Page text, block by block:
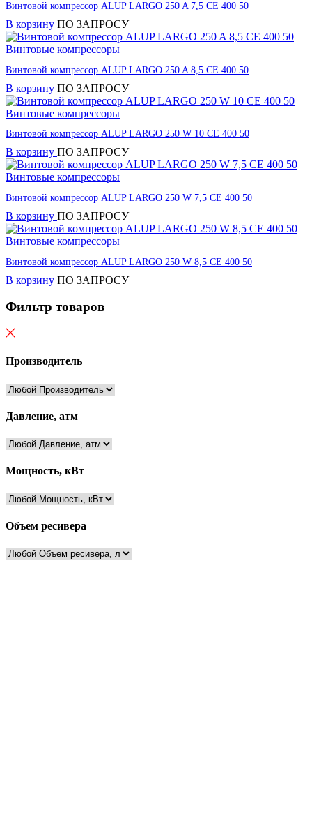
Винтовой компрессор ALUP LARGO 250 A 7,5 CE 400 50
В корзину ПО ЗАПРОСУ
Винтовые компрессоры
Винтовой компрессор ALUP LARGO 250 A 8,5 CE 400 50
В корзину ПО ЗАПРОСУ
Винтовые компрессоры
Винтовой компрессор ALUP LARGO 250 W 10 CE 400 50
В корзину ПО ЗАПРОСУ
Винтовые компрессоры
Винтовой компрессор ALUP LARGO 250 W 7,5 CE 400 50
В корзину ПО ЗАПРОСУ
Винтовые компрессоры
Винтовой компрессор ALUP LARGO 250 W 8,5 CE 400 50
В корзину ПО ЗАПРОСУ
Фильтр товаров
Производитель
Давление, атм
Мощность, кВт
Объем ресивера